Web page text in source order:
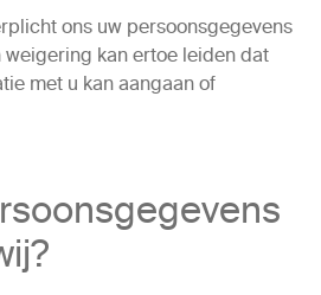
ons uw persoonsgegevens
kan ertoe leiden dat
met u kan aangaan of